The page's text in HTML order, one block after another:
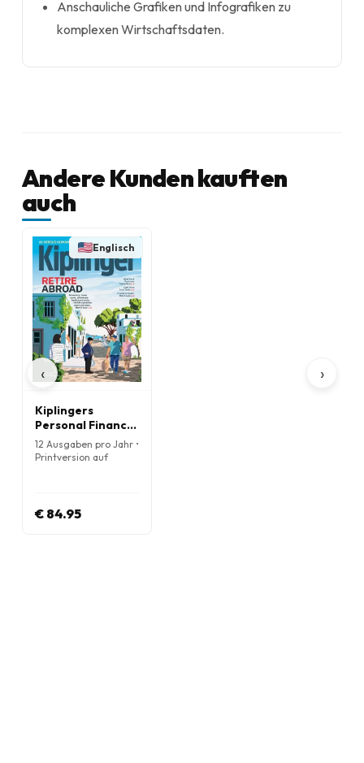
Anschauliche Grafiken und Infografiken zu
komplexen Wirtschaftsdaten.
Andere Kunden kauften
auch
‹
Englisch
Kiplingers
Personal Finance
Magazine
12 Ausgaben pro Jahr •
Printversion auf
€ 84.95
›